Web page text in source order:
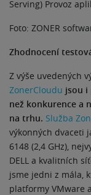
Serving) Provoz
Foto: ZONER
Zhodnocení
Z výše uvedených
ZonerCloudu jsou i
než konkurence a
na trhu. Služba
výkonných dvaceti
6148 (2,4 GHz),
DELL a kvalitních
jsme jedni z mála,
platformy VMware